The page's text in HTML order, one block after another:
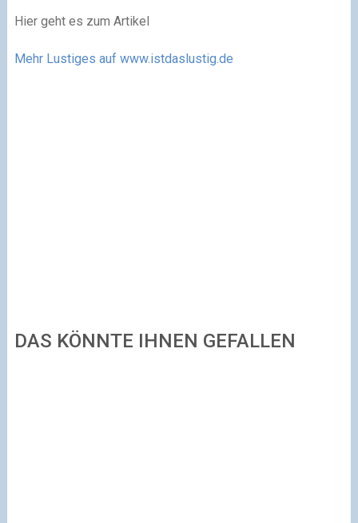
Hier geht es zum Artikel
Mehr Lustiges auf www.istdaslustig.de
DAS KÖNNTE IHNEN GEFALLEN